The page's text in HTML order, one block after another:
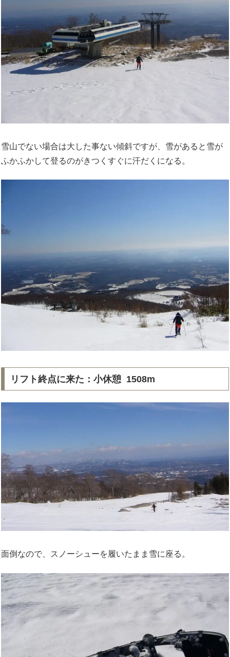
雪山でない場合は大した事ない傾斜ですが、雪があると雪が
ふかふかして登るのがきつくすぐに汗だくになる。
リフト終点に来た：小休憩 1508m
面倒なので、スノーシューを履いたまま雪に座る。